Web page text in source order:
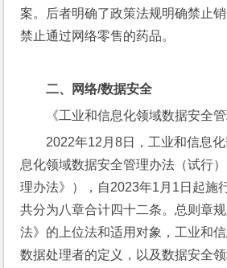
案。后者明确了政策法规明确禁止
禁止通过网络零售的药品。
二、
网络/数据安全
《工业和信息化领域数据安全
2022年12月8日，工业和信息
息化领域数据安全管理办法（试行
理办法》），自2023年1月1日起施
共分为八章合计四十二条。总则章
法》的上位法和适用对象，工业和
数据处理者的定义，以及数据安全